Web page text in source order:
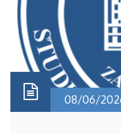
08/06/